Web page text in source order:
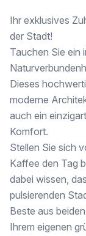
Diese Immobilie spricht nicht nur den Verstand, sondern auch Ihr Herz an!
Immobilienmakler
Telefonnumer +43
✳ Achtung! Diese Wohnung ist
Diese Immobilie ist gleichermaßen für
Besuchen Sie unsere http://
Alle hier veröffentlichen Informationen
Wir weisen darauf hin, dass zwischen dem
Ihr exklusives
der Stadt!
Tauchen Sie ein
Dieses
moderne
auch ein
Komfort.
Stellen Sie sich
Kaffee den Tag
dabei wissen,
pulsierenden
Beste aus
Ihrem eigenen